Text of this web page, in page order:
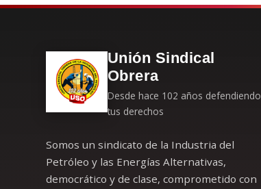
Unión Sindical
Obrera
Desde hace 102 años defendiendo
tus derechos
Somos un sindicato de la Industria del
Petróleo y las Energías Alternativas,
democrático y de clase, comprometido con